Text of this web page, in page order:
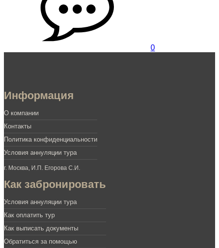
0
Информация
О компании
Контакты
Политика конфиденциальности
Условия аннуляции тура
г. Москва, И.П. Егорова С.И.
Как забронировать
Условия аннуляции тура
Как оплатить тур
Как выписать документы
Обратиться за помощью